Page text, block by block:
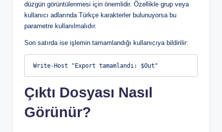
düzgün görüntülenmesi için önemlidir. Özellikle grup veya
kullanıcı adlarında Türkçe karakterler bulunuyorsa bu
parametre kullanılmalıdır.
Son satırda ise işlemin tamamlandığı kullanıcıya bildirilir:
Write-Host "Export tamamlandı: $Out"
Çıktı Dosyası Nasıl
Görünür?